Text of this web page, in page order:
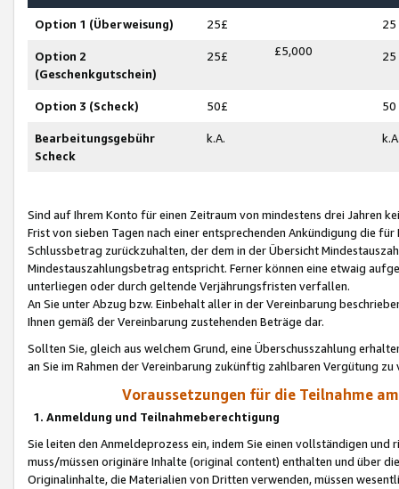
Option 1 (Überweisung) 25£ 25
Option 2
(Geschenkgutschein)
25£ £5,000 25
Option 3 (Scheck) 50£ 50
Bearbeitungsgebühr
Scheck
k.A.
Sind auf Ihrem Konto für einen Zeitraum von mindestens drei Jahren
Frist von sieben Tagen nach einer entsprechenden Ankündigung die
Schlussbetrag zurückzuhalten, der dem in der Übersicht
Mindestauszahlungsbetrag entspricht. Ferner können eine etwaig
unterliegen oder durch geltende Verjährungsfristen verfallen.
An Sie unter Abzug bzw. Einbehalt aller in der Vereinbarung
Ihnen gemäß der Vereinbarung zustehenden Beträge dar.
Sollten Sie, gleich aus welchem Grund, eine Überschusszahlung
an Sie im Rahmen der Vereinbarung zukünftig zahlbaren Vergütung zu
Voraussetzungen für die Teilnahme
1. Anmeldung und Teilnahmeberechtigung
Sie leiten den Anmeldeprozess ein, indem Sie einen vollständigen
muss/müssen originäre Inhalte (original content) enthalten und über
Originalinhalte, die Materialien von Dritten verwenden, müssen